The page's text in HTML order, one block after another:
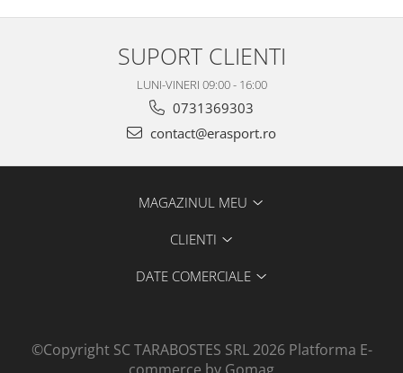
SUPORT CLIENTI
LUNI-VINERI 09:00 - 16:00
0731369303
contact@erasport.ro
MAGAZINUL MEU
CLIENTI
DATE COMERCIALE
©Copyright SC TARABOSTES SRL 2026 Platforma E-